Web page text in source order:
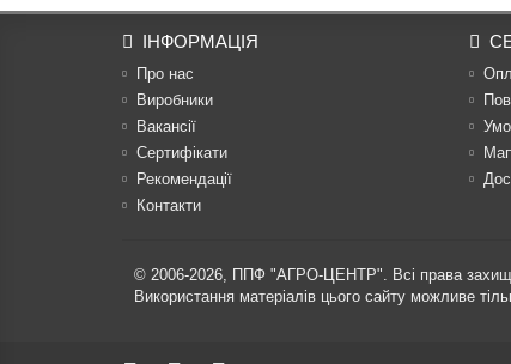
ІНФОРМАЦІЯ
Про нас
Виробники
Вакансії
Сертифікати
Рекомендації
Контакти
© 2006-2026, ППФ "АГРО-ЦЕНТР". Всі права
Використання матеріалів цього сайту можливе